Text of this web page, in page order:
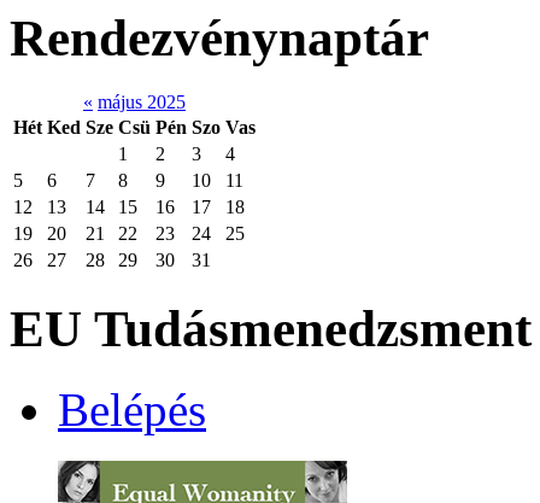
Rendezvénynaptár
« május 2025
Hét Ked Sze Csü Pén Szo Vas
1
2 3
4
5
6 7 8 9 10
11
12
13 14 15 16 17
18
19
20 21 22 23 24
25
26
27 28 29 30 31
EU
Belépés